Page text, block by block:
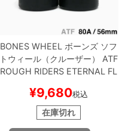
BONES WHEEL ボーンズ ソフ
トウィール（クルーザー）
ATF
ROUGH RIDERS ETERNAL FL
トボード スケボー
¥9,680税込
在庫切れ